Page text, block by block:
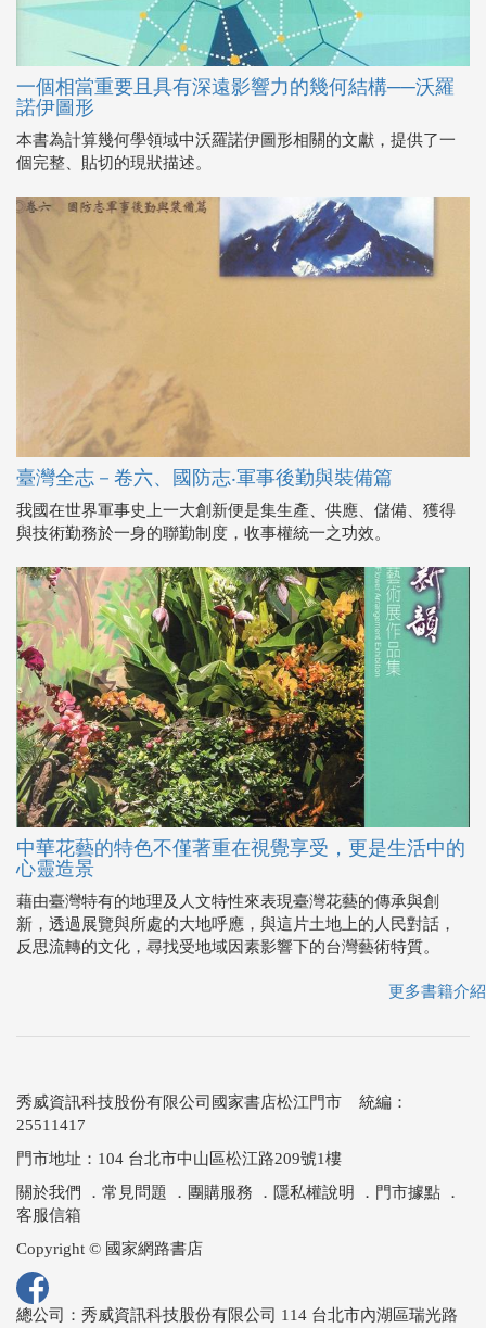
一個相當重要且具有深遠影響力的幾何結構──沃羅
諾伊圖形
本書為計算幾何學領域中沃羅諾伊圖形相關的文獻，提供了一
個完整、貼切的現狀描述。
臺灣全志－卷六、國防志‧軍事後勤與裝備篇
我國在世界軍事史上一大創新便是集生產、供應、儲備、獲得
與技術勤務於一身的聯勤制度，收事權統一之功效。
中華花藝的特色不僅著重在視覺享受，更是生活中的
心靈造景
藉由臺灣特有的地理及人文特性來表現臺灣花藝的傳承與創
新，透過展覽與所處的大地呼應，與這片土地上的人民對話，
反思流轉的文化，尋找受地域因素影響下的台灣藝術特質。
更多書籍介紹
秀威資訊科技股份有限公司國家書店松江門市 統編：
25511417
門市地址：104 台北市中山區松江路209號1樓
關於我們
． 常見問題 ． 團購服務 ． 隱私權說明 ． 門市據點 ．
客服信箱
Copyright © 國家網路書店
總公司：秀威資訊科技股份有限公司 114 台北市內湖區瑞光路